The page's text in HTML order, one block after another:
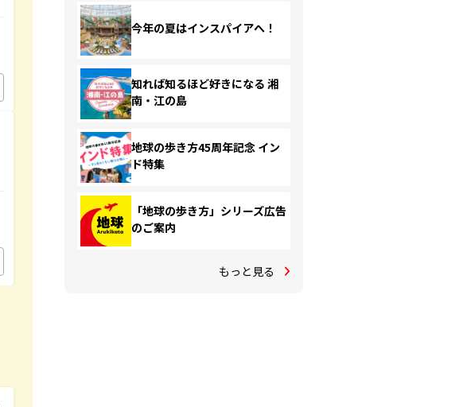
今年の夏はインスパイアへ！
知れば知るほど好きになる 湘
南・江の島
地球の歩き方45周年記念 イン
ド特集
「地球の歩き方」シリーズ広告
のご案内
もっと見る